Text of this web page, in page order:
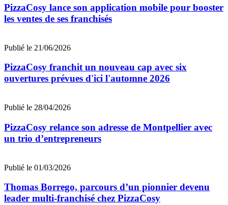
PizzaCosy lance son application mobile pour booster
les ventes de ses franchisés
Publié le 21/06/2026
PizzaCosy franchit un nouveau cap avec six
ouvertures prévues d'ici l'automne 2026
Publié le 28/04/2026
PizzaCosy relance son adresse de Montpellier avec
un trio d’entrepreneurs
Publié le 01/03/2026
Thomas Borrego, parcours d’un pionnier devenu
leader multi-franchisé chez PizzaCosy